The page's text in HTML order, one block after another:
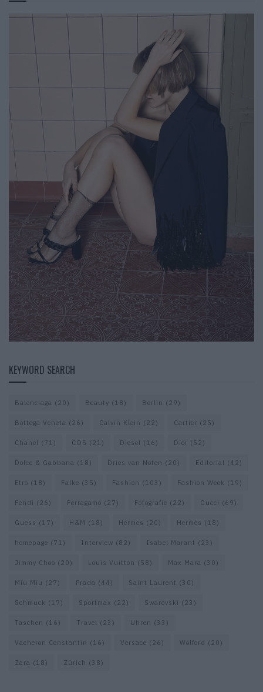
KEYWORD SEARCH
Balenciaga (20) Beauty (18) Berlin (29)
Bottega Veneta (26) Calvin Klein (22) Cartier (25)
Chanel (71) COS (21) Diesel (16) Dior (52)
Dolce & Gabbana (18) Dries van Noten (20) Editorial (42)
Etro (18) Falke (35) Fashion (103) Fashion Week (19)
Fendi (26) Ferragamo (27) Fotografie (22) Gucci (69)
Guess (17) H&M (18) Hermes (20) Hermès (18)
homepage (71) Interview (82) Isabel Marant (23)
Jimmy Choo (20) Louis Vuitton (58) Max Mara (30)
Miu Miu (27) Prada (44) Saint Laurent (30)
Schmuck (17) Sportmax (22) Swarovski (23)
Taschen (16) Travel (23) Uhren (33)
Vacheron Constantin (16) Versace (26) Wolford (20)
Zara (18) Zürich (38)